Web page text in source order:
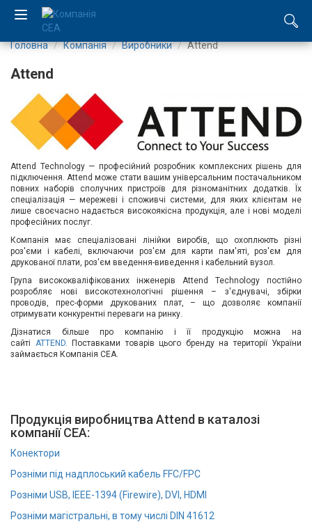
Компанія
Каталог
Виробництво
Послуги
Новини
Вакансії
Вхід/
авторизація
Контакти
Доставка
Тех.
Підтримка
Головна Компанія Виробники Attend
Attend
Attend Technology — професійний розробник комплексних рішень для
підключення. Attend може стати вашим універсальним постачальником
повних наборів сполучних пристроїв для різноманітних додатків. Їх
спеціалізація — мережеві і споживчі системи, для яких клієнтам не
лише своєчасно надається високоякісна продукція, але і нові моделі
професійних послуг.
Компанія має спеціалізовані лінійки виробів, що охоплюють різні
роз'єми і кабелі, включаючи роз'єм для карти пам'яті, роз'єм для
друкованої плати, роз'єм введення-виведення і кабельний вузол.
Група висококваліфікованих інженерів Attend Technology постійно
розробляє нові високотехнологічні рішення – з'єднувачі, збірки
проводів, прес-форми друкованих плат, – що дозволяє компанії
отримувати конкурентні переваги на ринку.
Дізнатися більше про компанію і її продукцію можна на
сайті
ATTEND. Поставками товарів цього бренду на території України
займається Компанія СЕА.
Продукція виробництва Attend в каталозі
компанії СЕА:
Конектори
Розніми під надплоський кабель FFC/FPC
Розніми USB, IEEE-1394 (Firewire), DVI, HDMI
Розніми магістральні, в тому числі DIN 41612